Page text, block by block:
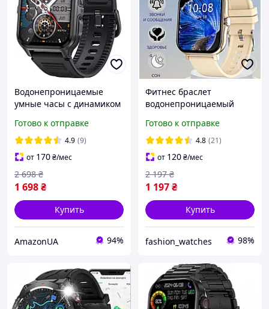
Водонепроницаемые
умные часы с динамиком
смарт watch стильные
мерять давление
ударостойкие
Готово к отправке
4.9 (9)
от 170₴/мес
1 698₴
2 698 ₴
Купить
AmazonUA 94%
Фитнес браслет
водонепроницаемый
женские умные смарт
часы с динамиком для
андроида и айфона
Готово к отправке
4.8 (21)
от 120₴/мес
1 197₴
2 197 ₴
Купить
fashion_watches 98%